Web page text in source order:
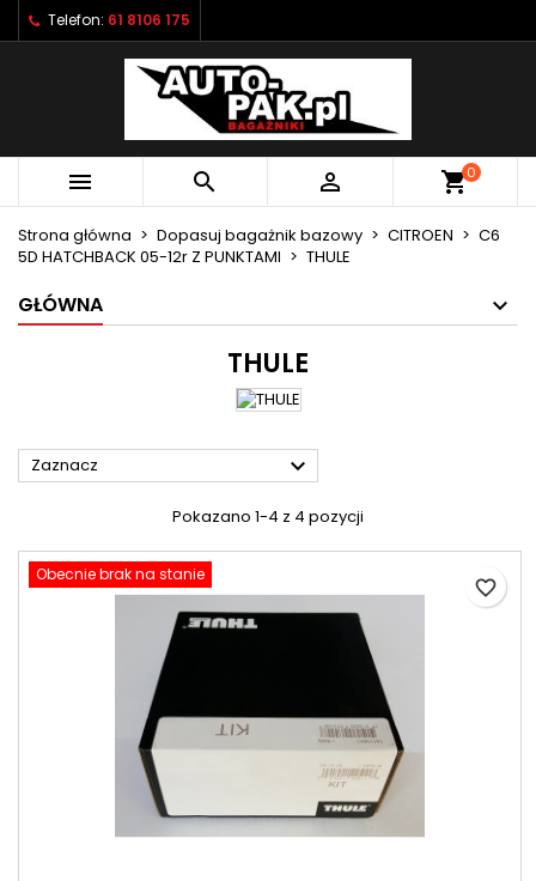
Telefon: 61 8106 175
   shopping_cart0
Strona główna Dopasuj bagażnik bazowy CITROEN
C6
5D HATCHBACK 05-12r Z PUNKTAMI
THULE
GŁÓWNA
THULE
Zaznacz 
Pokazano 1-4 z 4 pozycji
Obecnie brak na stanie
favorite_border
Moje listy życzeń ×
Utwórz nową listę
((modalTitle)) ×
((confirmMessage))
((cancelText)) ((modalDeleteText))
Utwórz listę życzeń ×
Nazwa listy życzeń
Anuluj Utwórz listę życzeń
Zaloguj się ×
Musisz być zalogowany by zapisać produkty na
swojej liście życzeń.
Anuluj Zaloguj się